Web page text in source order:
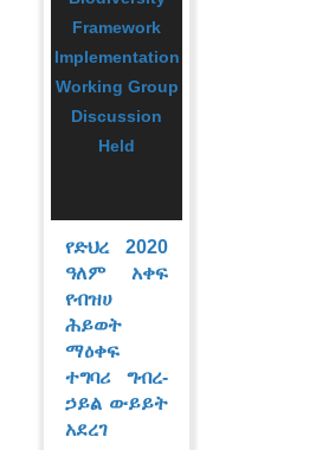
የድህረ 2020
ዓለም አቀፍ
የብዝሀ
ሕይወት
ማዕቀፍ
ተግባሪ ግብረ-
ኃይል ውይይት
አደረገ